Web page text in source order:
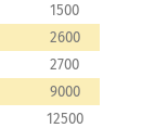
1500
2600
2700
9000
12500